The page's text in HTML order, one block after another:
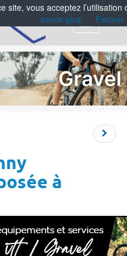
Menu
à
site, vous acceptez
savoir plus
Fermer